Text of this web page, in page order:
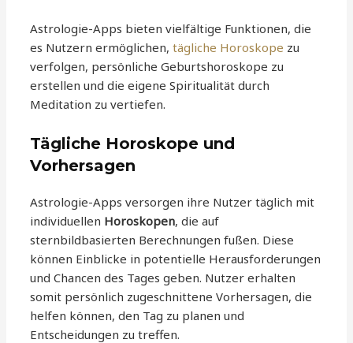
Astrologie-Apps bieten vielfältige Funktionen, die
es Nutzern ermöglichen,tägliche Horoskope zu
verfolgen, persönliche Geburtshoroskope zu
erstellen und die eigene Spiritualität durch
Meditation zu vertiefen.
Tägliche Horoskope und
Vorhersagen
Astrologie-Apps versorgen ihre Nutzer täglich mit
individuellen Horoskopen, die auf
sternbildbasierten Berechnungen fußen. Diese
können Einblicke in potentielle Herausforderungen
und Chancen des Tages geben. Nutzer erhalten
somit persönlich zugeschnittene Vorhersagen, die
helfen können, den Tag zu planen und
Entscheidungen zu treffen.